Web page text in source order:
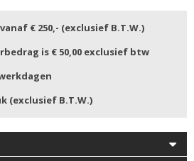
€ 250,- (exclusief B.T.W.)
is € 50,00 exclusief btw
(exclusief B.T.W.)